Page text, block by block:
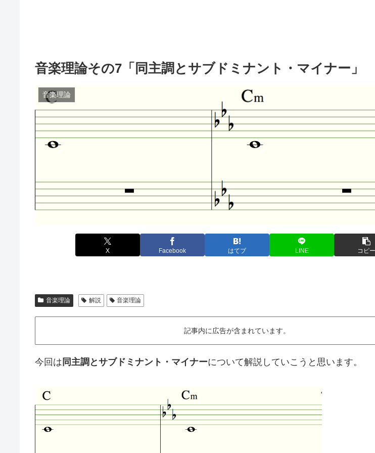
音楽理論その7「同主調とサブドミナント・マイナー」
音楽理論
X Facebook はてブ LINE コピー
音楽理論 解説 音楽理論
記事内に広告が含まれています。
今回は 同主調とサブドミナント・マイナーについて解説していこうと思います。